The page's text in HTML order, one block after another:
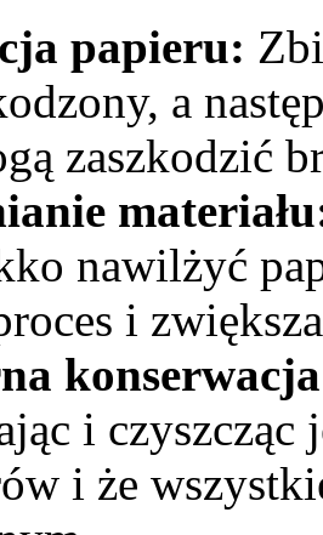
papieru:
a
zaszkodzić
nawilżyć
i
i
i że